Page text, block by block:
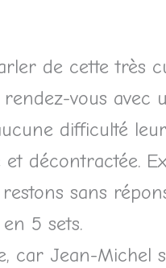
de cette très
vous avec
difficulté
décontractée.
sans
5 sets.
car Jean-Michel